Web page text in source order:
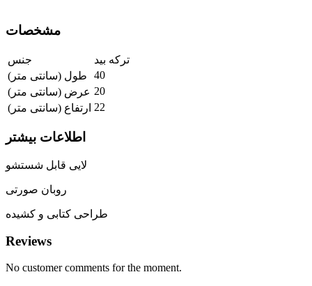
مشخصات
جنس
ترکه بید
طول (سانتی متر)
40
عرض (سانتی متر) 20
ارتفاع (سانتی متر) 22
اطلاعات بیشتر
لایی قابل شستشو
روبان صورتی
طراحی کتابی و کشیده
Reviews
No customer comments for the moment.